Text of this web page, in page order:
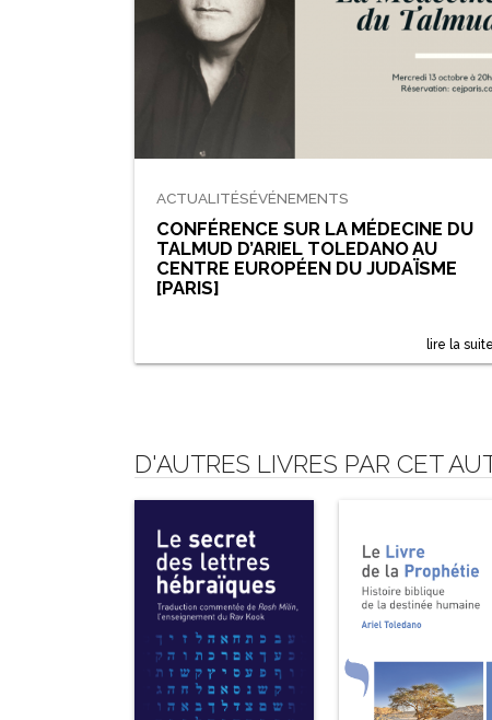
ACTUALITÉSÉVÉNEMENTS
CONFÉRENCE SUR LA MÉDECINE DU
TALMUD D’ARIEL TOLEDANO AU
CENTRE EUROPÉEN DU JUDAÏSME
[PARIS]
lire la suite
D'AUTRES LIVRES PAR CET